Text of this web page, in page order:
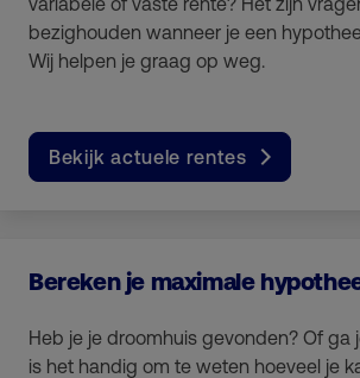
bezighouden wanneer je een
Wij helpen je graag op weg.
Bekijk actuele rentes
Bereken je maximale
Heb je je droomhuis gevonden? Of ga
is het handig om te weten hoeveel je